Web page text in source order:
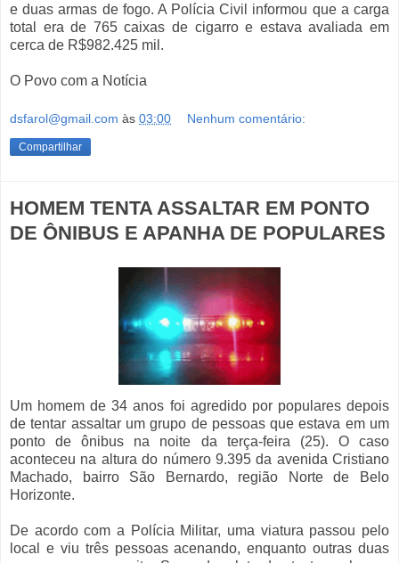
e duas armas de fogo. A Polícia Civil informou que a carga
total era de 765 caixas de cigarro e estava avaliada em
cerca de R$982.425 mil.
O Povo com a Notícia
dsfarol@gmail.com às 03:00 Nenhum comentário:
Compartilhar
HOMEM TENTA ASSALTAR EM PONTO
DE ÔNIBUS E APANHA DE POPULARES
Um homem de 34 anos foi agredido por populares depois
de tentar assaltar um grupo de pessoas que estava em um
ponto de ônibus na noite da terça-feira (25). O caso
aconteceu na altura do número 9.395 da avenida Cristiano
Machado, bairro São Bernardo, região Norte de Belo
Horizonte.
De acordo com a Polícia Militar, uma viatura passou pelo
local e viu três pessoas acenando, enquanto outras duas